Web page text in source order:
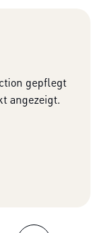
gepflegt
angezeigt.